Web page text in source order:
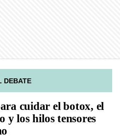
DEBATE
cuidar el botox, el
y los hilos tensores